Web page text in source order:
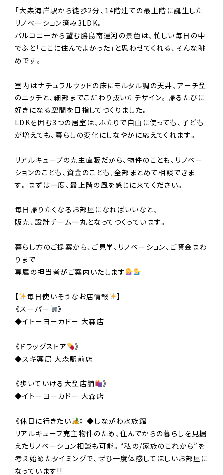
「大森海岸駅から徒歩2分、14階建ての最上階に誕生した
リノベーション済み3LDK。
バルコニーから望む勝島南運河の景色は、忙しい毎日の中
でふと「ここに住んでよかった」と思わせてくれる、そんな眺
めです。
室内はナチュラルウッドの床にモルタル調の天井、アーチ型
のニッチと、細部までこだわり抜いたデザイン。帰るたびに
好きになる空間を目指してつくりました。
LDKを囲む3つの居室は、ふたりで自由に使っても、子ども
が増えても、暮らしの変化にしなやかに応えてくれます。
リアルキューブの売主直販だから、物件のことも、リノベー
ションのことも、資金のことも、全部まとめて相談できま
す。まずは一度、最上階の風を感じに来てください。
毎日帰りたくなるお部屋になればいいなと、
販売、設計チーム一丸となってつくっています。
暮らし方のご提案から、ご見学、リノベーション、ご資金まわ
りまで
専属の担当者がご案内いたします
【 毎日使いそうなお店情報
】
《スーパー
》
◆イトーヨーカドー 大森店
《ドラッグストア
》
◆スギ薬局 大森駅前店
《歩いていける大型店舗
》
◆イトーヨーカドー 大森店
《休日に行きたい
》 ◆しながわ水族館
リアルキューブ売主物件のため、住んでからの暮らしを見据
えたリノベーション相談も可能。“私の/家族のこれから”を
考え始めたタイミングで、ぜひ一度体感してほしいお部屋に
なっています!!